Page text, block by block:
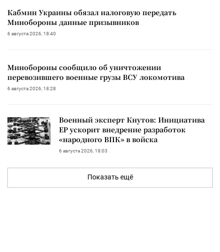
Кабмин Украины обязал налоговую передать
Минобороны данные призывников
6 августа 2026, 18:40
Минобороны сообщило об уничтожении
перевозившего военные грузы ВСУ локомотива
6 августа 2026, 18:28
Военный эксперт Кнутов: Инициатива
ЕР ускорит внедрение разработок
«народного ВПК» в войска
6 августа 2026, 18:03
Показать ещё